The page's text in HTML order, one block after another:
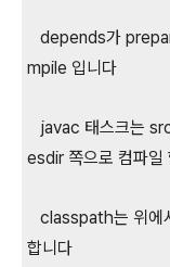
depends가
mpile 입니다
javac 태스크는
esdir 쪽으로 컴파일
classpath는 위에
합니다